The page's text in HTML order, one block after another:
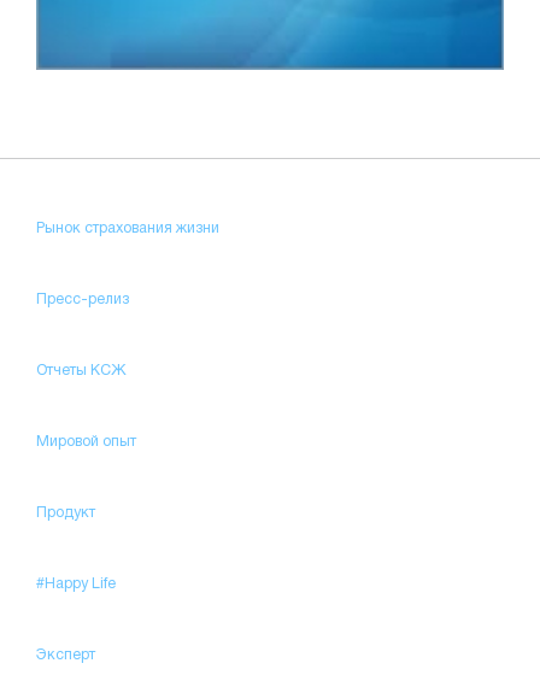
Рынок страхования жизни
Пресс-релиз
Отчеты КСЖ
Мировой опыт
Продукт
#Happy Life
Эксперт